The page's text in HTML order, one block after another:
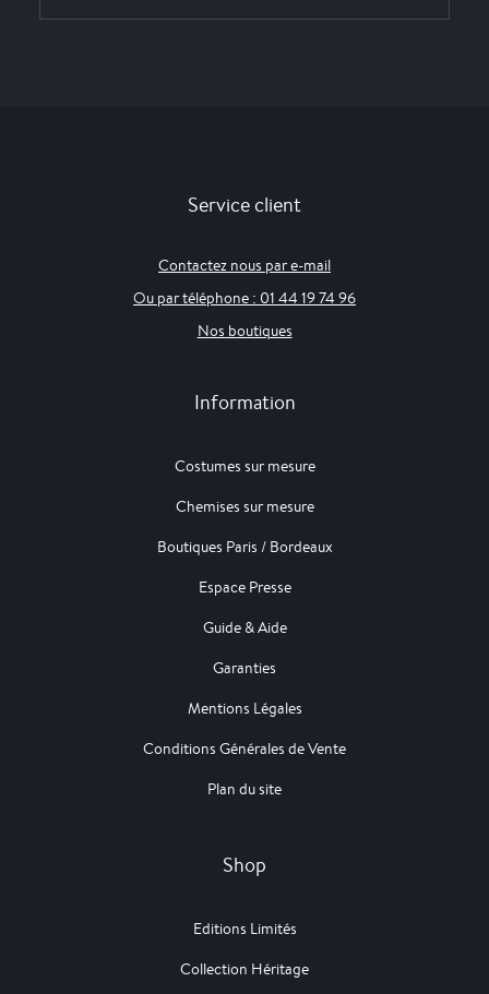
Service client
Contactez nous par e-mail
Ou par téléphone : 01 44 19 74 96
Nos boutiques
Information
Costumes sur mesure
Chemises sur mesure
Boutiques Paris / Bordeaux
Espace Presse
Guide & Aide
Garanties
Mentions Légales
Conditions Générales de Vente
Plan du site
Shop
Editions Limités
Collection Héritage